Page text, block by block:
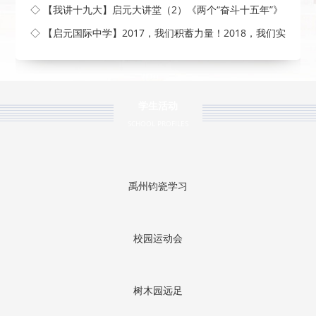
上》开讲了
◇ 【我讲十九大】启元大讲堂（2）《两个“奋斗十五年”》
◇ 【启元国际中学】2017，我们积蓄力量！2018，我们实
禹州钧瓷学习
校园运动会
树木园远足